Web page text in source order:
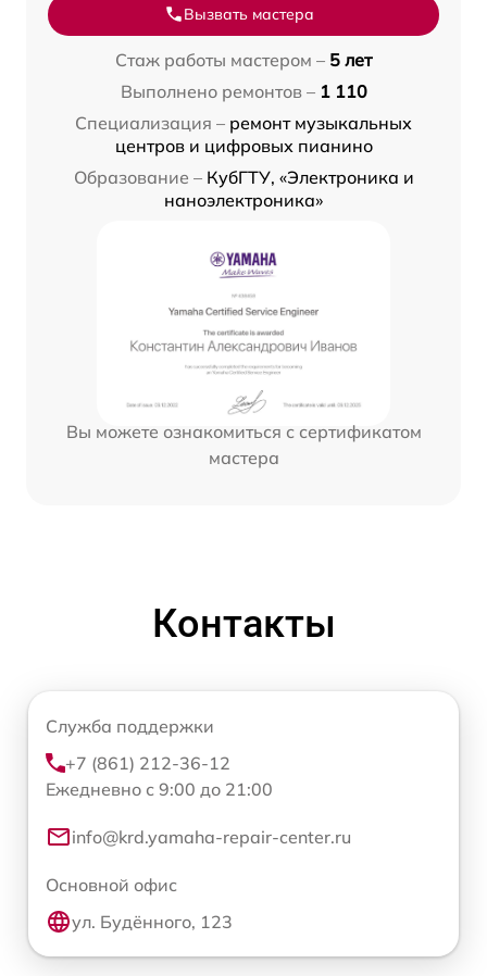
Вызвать мастера
Стаж работы мастером – 5 лет
Выполнено ремонтов – 1 110
Специализация – ремонт музыкальных
центров и цифровых пианино
Образование – КубГТУ, «Электроника и
наноэлектроника»
Вы можете ознакомиться с сертификатом
мастера
Контакты
Служба поддержки
+7 (861) 212-36-12
Ежедневно с 9:00 до 21:00
info@krd.yamaha-repair-center.ru
Основной офис
ул. Будённого, 123